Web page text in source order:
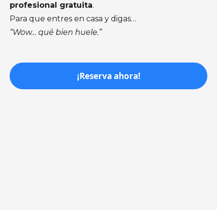
profesional gratuita.
Para que entres en casa y digas…
“Wow… qué bien huele.”
¡Reserva ahora!